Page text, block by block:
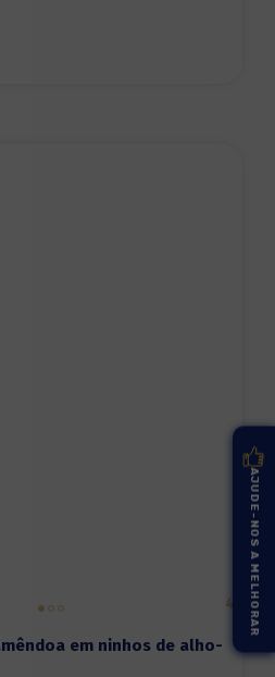
4
em ninhos de alho-
AJUDE-NOS A MELHORAR